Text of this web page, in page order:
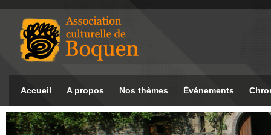
Accueil A propos Nos thèmes Événements